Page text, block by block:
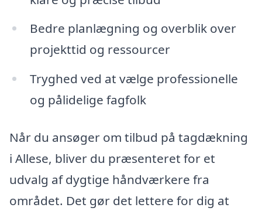
Bedre planlægning og overblik over
projekttid og ressourcer
Tryghed ved at vælge professionelle
og pålidelige fagfolk
Når du ansøger om tilbud på tagdækning
i Allese, bliver du præsenteret for et
udvalg af dygtige håndværkere fra
området. Det gør det lettere for dig at